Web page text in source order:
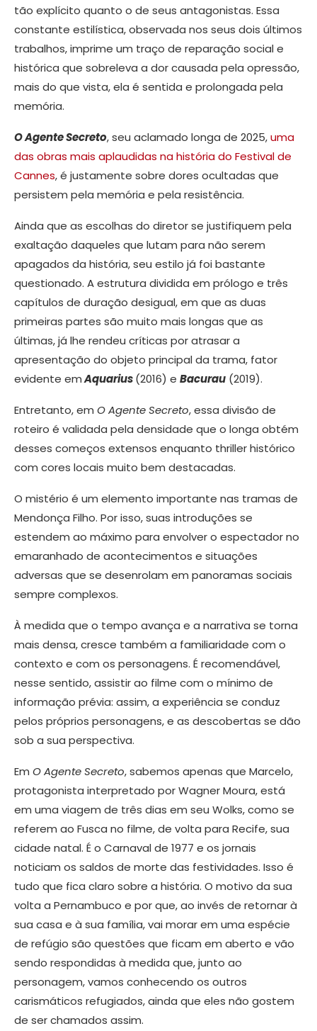
tão explícito quanto o de seus antagonistas. Essa
constante estilística, observada nos seus dois últimos
trabalhos, imprime um traço de reparação social e
histórica que sobreleva a dor causada pela opressão,
mais do que vista, ela é sentida e prolongada pela
memória.
O Agente Secreto, seu aclamado longa de 2025,uma
das obras mais aplaudidas na história do Festival de
Cannes, é justamente sobre dores ocultadas que
persistem pela memória e pela resistência.
Ainda que as escolhas do diretor se justifiquem pela
exaltação daqueles que lutam para não serem
apagados da história, seu estilo já foi bastante
questionado. A estrutura dividida em prólogo e três
capítulos de duração desigual, em que as duas
primeiras partes são muito mais longas que as
últimas, já lhe rendeu críticas por atrasar a
apresentação do objeto principal da trama, fator
evidente emAquarius(2016) e Bacurau (2019).
Entretanto, em O Agente Secreto, essa divisão de
roteiro é validada pela densidade que o longa obtém
desses começos extensos enquanto thriller histórico
com cores locais muito bem destacadas.
O mistério é um elemento importante nas tramas de
Mendonça Filho. Por isso, suas introduções se
estendem ao máximo para envolver o espectador no
emaranhado de acontecimentos e situações
adversas que se desenrolam em panoramas sociais
sempre complexos.
À medida que o tempo avança e a narrativa se torna
mais densa, cresce também a familiaridade com o
contexto e com os personagens. É recomendável,
nesse sentido, assistir ao filme com o mínimo de
informação prévia: assim, a experiência se conduz
pelos próprios personagens, e as descobertas se dão
sob a sua perspectiva.
Em O Agente Secreto, sabemos apenas que Marcelo,
protagonista interpretado por Wagner Moura, está
em uma viagem de três dias em seu Wolks, como se
referem ao Fusca no filme, de volta para Recife, sua
cidade natal. É o Carnaval de 1977 e os jornais
noticiam os saldos de morte das festividades. Isso é
tudo que fica claro sobre a história. O motivo da sua
volta a Pernambuco e por que, ao invés de retornar à
sua casa e à sua família, vai morar em uma espécie
de refúgio são questões que ficam em aberto e vão
sendo respondidas à medida que, junto ao
personagem, vamos conhecendo os outros
carismáticos refugiados, ainda que eles não gostem
de ser chamados assim.